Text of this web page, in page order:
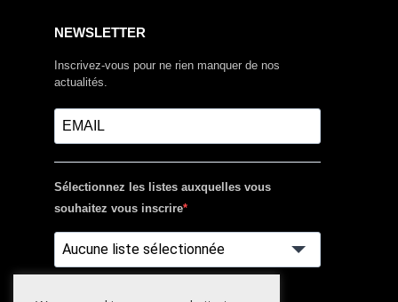
NEWSLETTER
Inscrivez-vous pour ne rien manquer de nos
actualités.
Sélectionnez les listes auxquelles vous
souhaitez vous inscrire
Aucune liste sélectionnée